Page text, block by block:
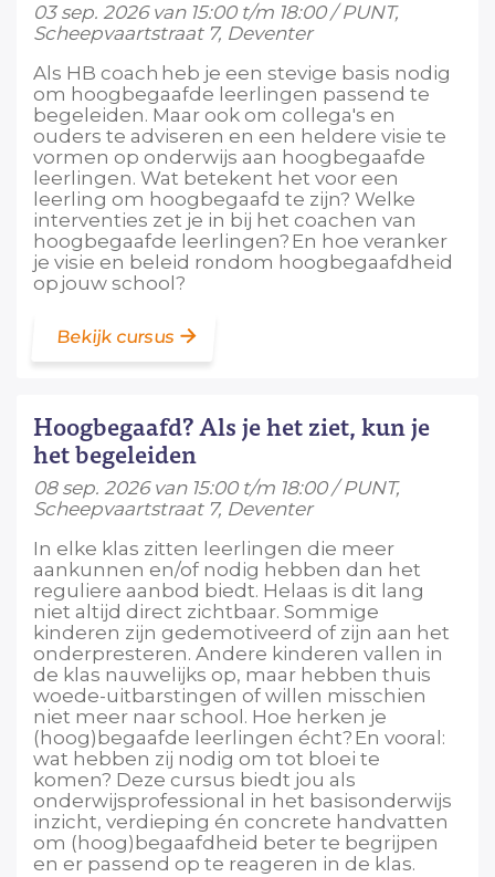
03 sep. 2026 van 15:00 t/m 18:00 / PUNT,
Scheepvaartstraat 7, Deventer
Als HB coach heb je een stevige basis nodig
om hoogbegaafde leerlingen passend te
begeleiden. Maar ook om collega's en
ouders te adviseren en een heldere visie te
vormen op onderwijs aan hoogbegaafde
leerlingen. Wat betekent het voor een
leerling om hoogbegaafd te zijn? Welke
interventies zet je in bij het coachen van
hoogbegaafde leerlingen? En hoe veranker
je visie en beleid rondom hoogbegaafdheid
op jouw school?
Bekijk cursus
Hoogbegaafd? Als je het ziet, kun je
het begeleiden
08 sep. 2026 van 15:00 t/m 18:00 / PUNT,
Scheepvaartstraat 7, Deventer
In elke klas zitten leerlingen die meer
aankunnen en/of nodig hebben dan het
reguliere aanbod biedt. Helaas is dit lang
niet altijd direct zichtbaar. Sommige
kinderen zijn gedemotiveerd of zijn aan het
onderpresteren. Andere kinderen vallen in
de klas nauwelijks op, maar hebben thuis
woede-uitbarstingen of willen misschien
niet meer naar school. Hoe herken je
(hoog)begaafde leerlingen écht? En vooral:
wat hebben zij nodig om tot bloei te
komen? Deze cursus biedt jou als
onderwijsprofessional in het basisonderwijs
inzicht, verdieping én concrete handvatten
om (hoog)begaafdheid beter te begrijpen
en er passend op te reageren in de klas.